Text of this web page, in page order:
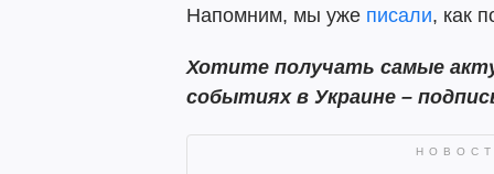
Напомним, мы уже писали, как
Хотите получать самые
событиях в Украине –